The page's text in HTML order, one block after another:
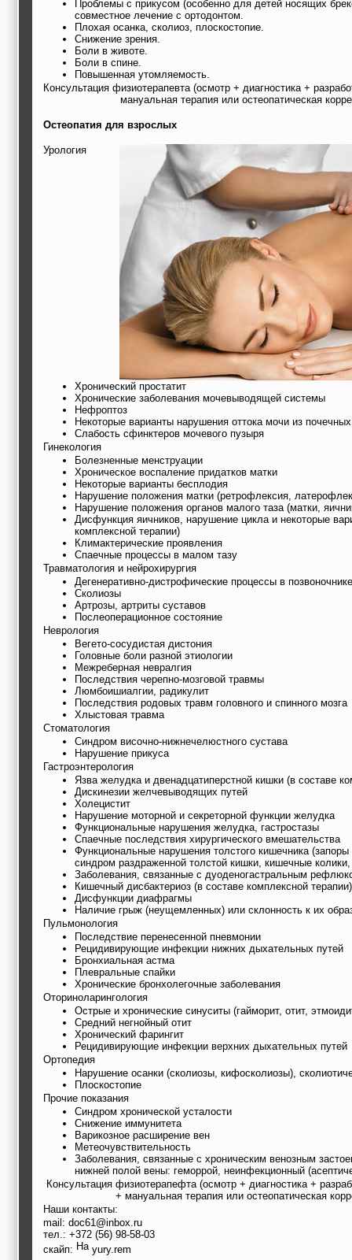
Проблемы с прикусом (особенно для детей носящих
совместное лечение с ортодонтом.
Плохая осанка, сколиоз, плоскостопие.
Снижение зрения.
Боли в животе.
Боли в спине.
Повышенная утомляемость.
Консультация физиотерапевта (осмотр + диагностика +
мануальная терапия или остеопатическая
Остеопатия для взрослых
Урология
Хронический простатит
Хронические заболевания мочевыводящей системы
Нефроптоз
Некоторые варианты нарушения оттока мочи из
Слабость сфинктеров мочевого пузыря
Гинекология
Болезненные менструации
Хроническое воспаление придатков матки
Некоторые варианты бесплодия
Нарушение положения матки (ретрофлексия,
Нарушение положения органов малого таза (матки,
Дисфункция яичников, нарушение цикла и некоторые
комплексной терапии)
Климактерические проявления
Спаечные процессы в малом тазу
Травматология и нейрохирургия
Дегенеративно-дистрофические процессы в позвоночнике
Сколиозы
Артрозы, артриты суставов
Послеоперационное состояние
Неврология
Вегето-сосудистая дистония
Головные боли разной этиологии
Межреберная невралгия
Последствия черепно-мозговой травмы
Люмбоишиалгии, радикулит
Последствия родовых травм головного и спинного мозга
Хлыстовая травма
Стоматология
Синдром височно-нижнечелюстного сустава
Нарушение прикуса
Гастроэнтерология
Язва желудка и двенадцатиперстной кишки (в составе
Дискинезии желчевыводящих путей
Холецистит
Нарушение моторной и секреторной функции желудка
Функциональные нарушения желудка, гастростазы
Спаечные последствия хирургического вмешательства
Функциональные нарушения толстого кишечника (запоры
синдром раздраженной толстой кишки, кишечные
Заболевания, связанные с дуоденогастральным
Кишечный дисбактериоз (в составе комплексной терапии)
Дисфункции диафрагмы
Наличие грыж (неущемленных) или склонность к их
Пульмонология
Последствие перенесенной пневмонии
Рецидивирующие инфекции нижних дыхательных путей
Бронхиальная астма
Плевральные спайки
Хронические бронхолегочные заболевания
Оториноларингология
Острые и хронические синуситы (гайморит, отит,
Средний негнойный отит
Хронический фарингит
Рецидивирующие инфекции верхних дыхательных путей
Ортопедия
Нарушение осанки (сколиозы, кифосколиозы),
Плоскостопие
Прочие показания
Синдром хронической усталости
Снижение иммунитета
Варикозное расширение вен
Метеочувствительность
Заболевания, связанные с хроническим венозным
нижней полой вены: геморрой, неинфекционный
Консультация физиотерапефта (осмотр + диагностика +
+ мануальная терапия или остеопатическая
Наши контакты:
mail: doc61@inbox.ru
тел.: +372 (56) 98-58-03
скайп:
yury.rem